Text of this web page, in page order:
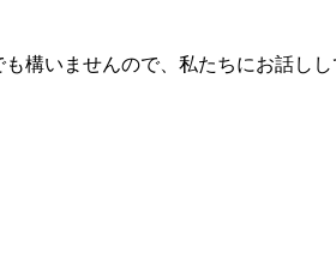
構いませんので、私たちにお話し